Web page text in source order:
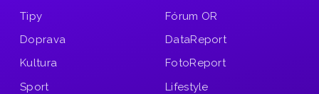
Tipy
Doprava
Kultura
Sport
Fórum OR
DataReport
FotoReport
Lifestyle